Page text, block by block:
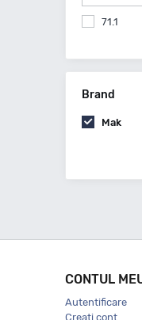
71.1
Brand
Mak
CONTUL
Autentificare
Creati cont